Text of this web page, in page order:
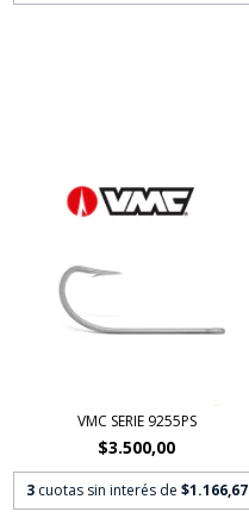
VMC SERIE 9255PS
$3.500,00
3 cuotas sin interés de $1.166,67